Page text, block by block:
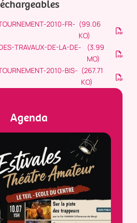
2010-FR- (99.06
KO)
TRAVAUX-DE-LA-DE-
(3.99
MO)
2010-BIS- (267.71
KO)
Agenda